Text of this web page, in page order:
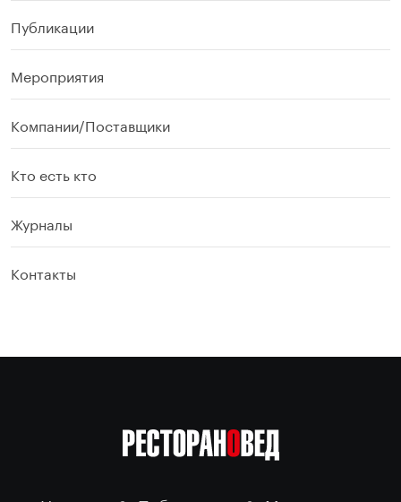
Публикации
Мероприятия
Компании/Поставщики
Кто есть кто
Журналы
Контакты